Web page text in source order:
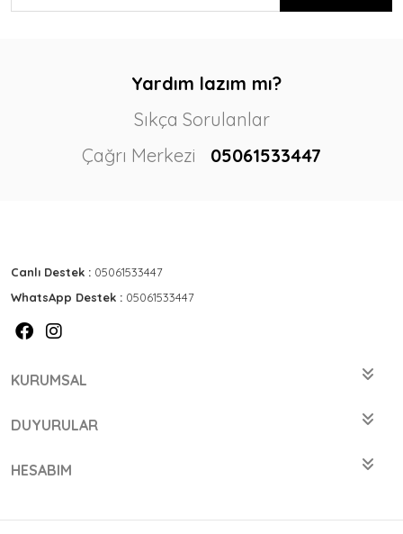
Yardım lazım mı?
Sıkça Sorulanlar
Çağrı Merkezi
05061533447
Canlı Destek : 05061533447
WhatsApp Destek : 05061533447
KURUMSAL
DUYURULAR
HESABIM